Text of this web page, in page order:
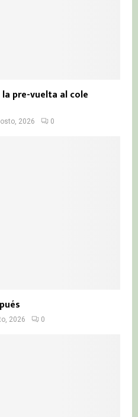
pre-vuelta al cole
2026 0
2026 0